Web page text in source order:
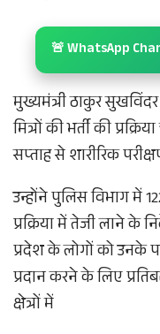
🚨 WhatsApp
मुख्यमंत्री ठाकुर
मित्रों की भर्ती की
सप्ताह से शारीरिक
उन्होंने पुलिस विभाग में
प्रक्रिया में तेजी लाने के
प्रदेश के लोगों को उनके
प्रदान करने के लिए
क्षेत्रों में